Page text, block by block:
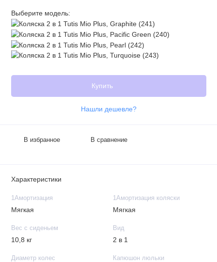
Выберите модель:
Купить
Нашли дешевле?
В избранное В сравнение
Характеристики
1Амортизация
Мягкая
1Амортизация коляски
Мягкая
Вес с сиденьем
10,8 кг
Вид
2 в 1
Диаметр колес Капюшон люльки